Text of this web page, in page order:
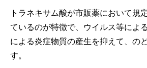
トラネキサム酸が市販薬において規
ているのが特徴で、ウイルス等によ
による炎症物質の産生を抑えて、の
す。